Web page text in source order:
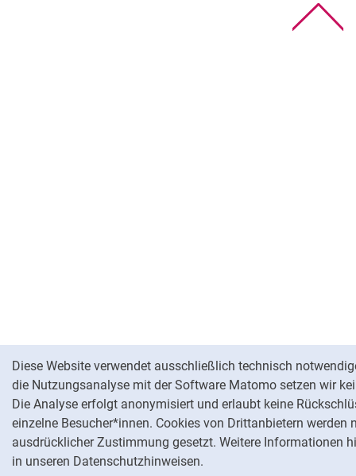
Diese Website verwendet ausschließlich technisch
die Nutzungsanalyse mit der Software Matomo setzen wir
Die Analyse erfolgt anonymisiert und erlaubt keine
einzelne Besucher*innen. Cookies von Drittanbietern werden
ausdrücklicher Zustimmung gesetzt. Weitere Informationen
in unseren Datenschutzhinweisen.